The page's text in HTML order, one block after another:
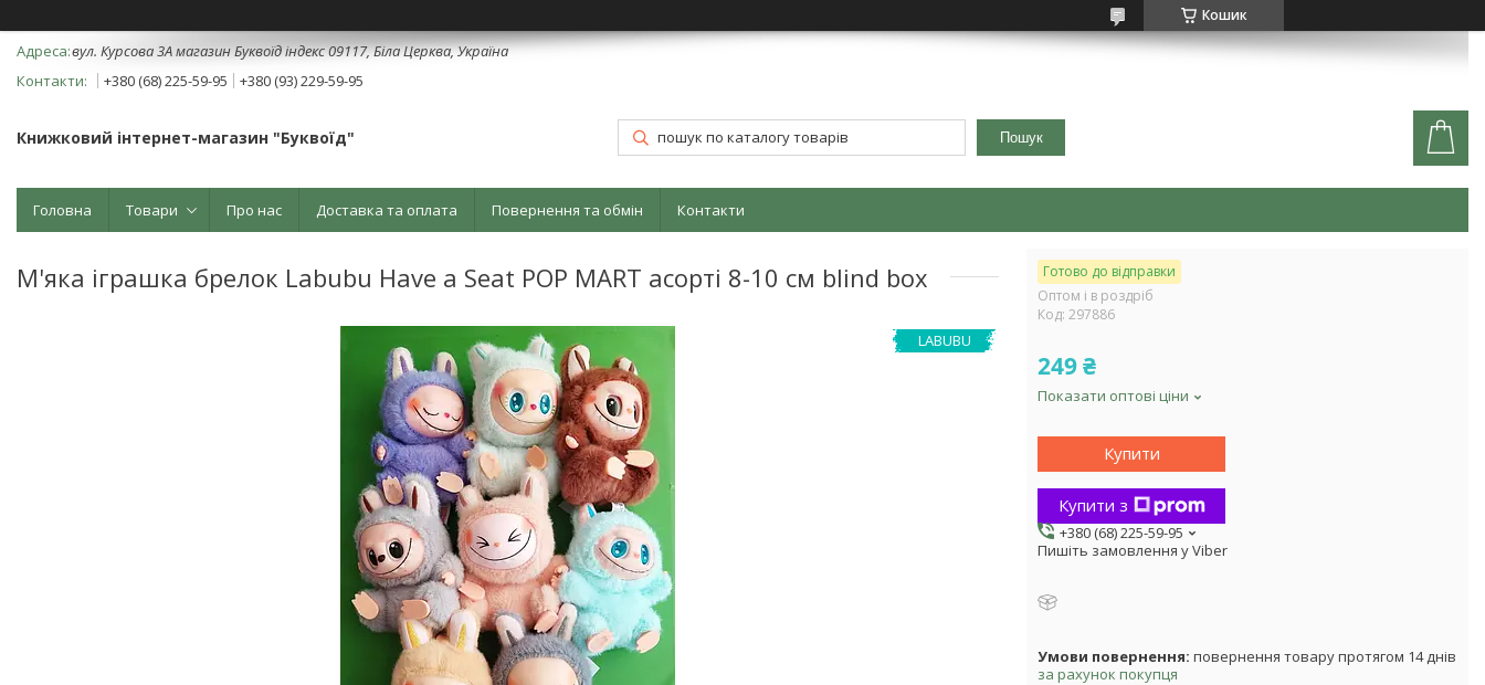
Кошик
вул. Курсова 3А магазин Буквоїд індекс 09117, Біла Церква, Україна
+380 (68) 225-59-95
+380 (93) 229-59-95
Книжковий інтернет-магазин "Буквоїд" Пошук
Головна Товари Про нас Доставка та оплата Повернення та обмін Контакти
М'яка іграшка брелок Labubu Have a Seat POP MART асорті 8-10 см blind box
LABUBU
Готово до відправки
Оптом і в роздріб
Код: 297886
249 ₴
Показати оптові ціни
Купити
Купити з
+380 (68) 225-59-95
Пишіть замовлення у Viber
повернення товару протягом 14 днів
за рахунок покупця